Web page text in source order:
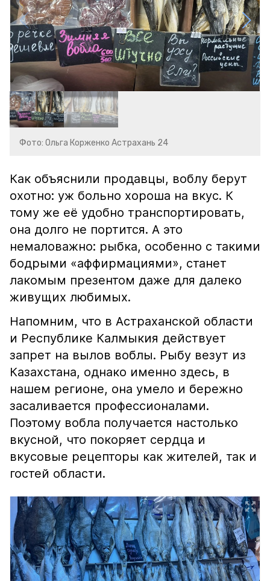
Фото: Ольга Корженко Астрахань 24
Как объяснили продавцы, воблу берут
охотно: уж больно хороша на вкус. К
тому же её удобно транспортировать,
она долго не портится. А это
немаловажно: рыбка, особенно с такими
бодрыми «аффирмациями», станет
лакомым презентом даже для далеко
живущих любимых.
Напомним, что в Астраханской области
и Республике Калмыкия действует
запрет на вылов воблы. Рыбу везут из
Казахстана, однако именно здесь, в
нашем регионе, она умело и бережно
засаливается профессионалами.
Поэтому вобла получается настолько
вкусной, что покоряет сердца и
вкусовые рецепторы как жителей, так и
гостей области.